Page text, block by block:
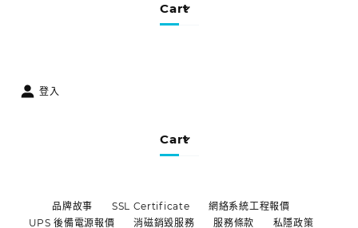
Cart
登入
Cart
品牌故事 SSL Certificate
網絡系統工程報價
UPS 後備電源報價
消磁銷毀服務 服務條款 私隱政策